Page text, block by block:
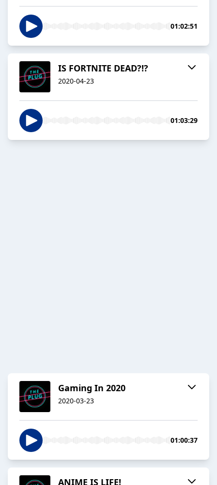
01:02:51
IS FORTNITE DEAD?!?
2020-04-23
01:03:29
Gaming In 2020
2020-03-23
01:00:37
ANIME IS LIFE!